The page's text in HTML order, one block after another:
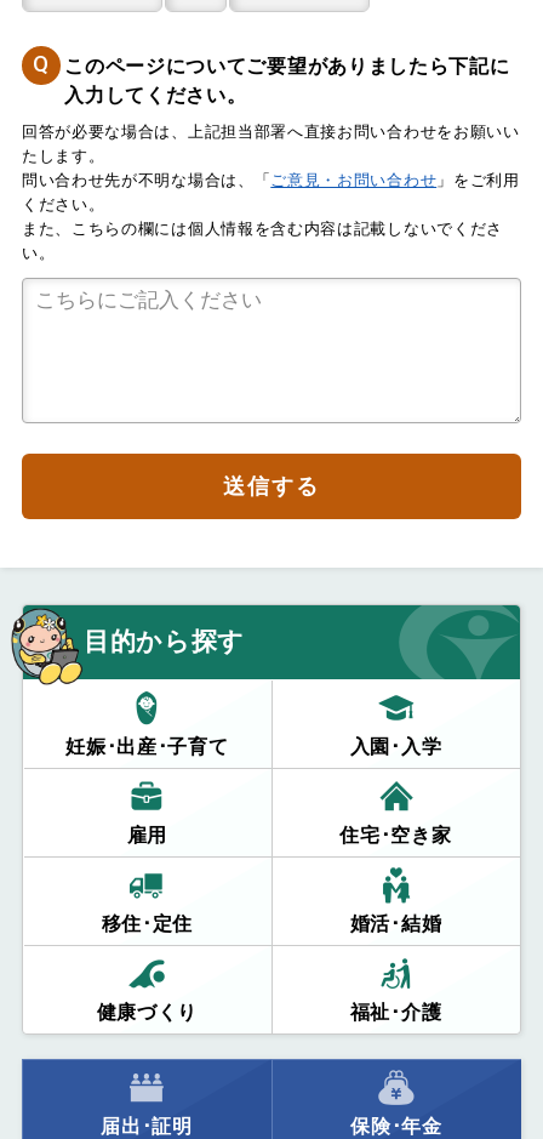
Q
このページについてご要望がありましたら下記に
入力してください。
回答が必要な場合は、上記担当部署へ直接お問い合わせをお願いい
たします。
問い合わせ先が不明な場合は、「 ご意見・お問い合わせ 」をご利用
ください。
また、こちらの欄には個人情報を含む内容は記載しないでくださ
い。
送信する
目的から探す
妊娠･出産･子育て 入園･入学
雇用 住宅･空き家
移住･定住 婚活･結婚
健康づくり 福祉･介護
届出･証明 保険･年金